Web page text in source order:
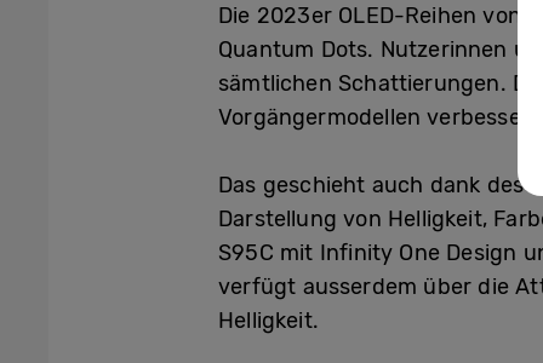
Die 2023er OLED-Reihen von
Quantum Dots. Nutzerinnen
sämtlichen Schattierungen.
Vorgängermodellen
Das geschieht auch dank des
Darstellung von Helligkeit,
S95C mit Infinity One Design
verfügt ausserdem über die
Helligkeit.